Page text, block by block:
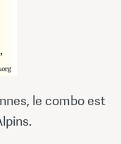
le combo est